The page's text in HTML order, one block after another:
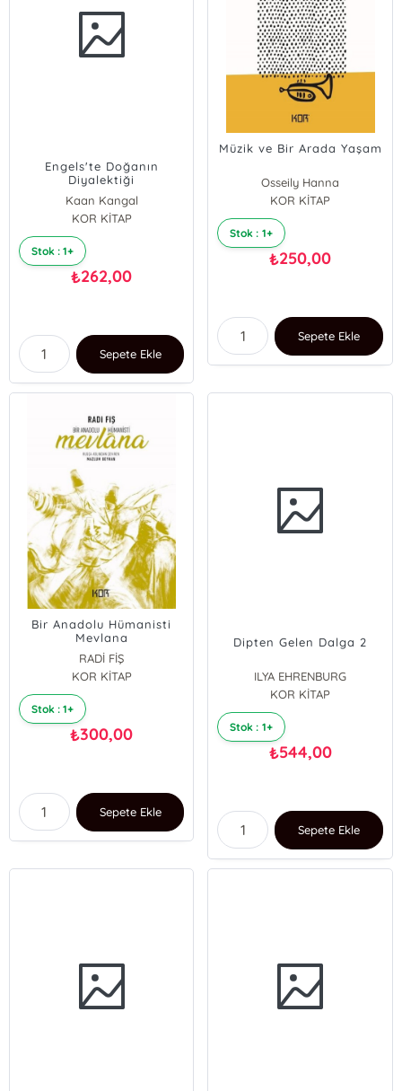
Engels'te Doğanın
Diyalektiği
Kaan Kangal
KOR KİTAP
Stok : 1+
₺262,00
Sepete Ekle
Müzik ve Bir Arada Yaşam
Osseily Hanna
KOR KİTAP
Stok : 1+
₺250,00
Sepete Ekle
Bir Anadolu Hümanisti
Mevlana
RADİ FİŞ
KOR KİTAP
Stok : 1+
₺300,00
Sepete Ekle
Dipten Gelen Dalga 2
ILYA EHRENBURG
KOR KİTAP
Stok : 1+
₺544,00
Sepete Ekle